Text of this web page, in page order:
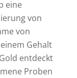
eine
von
von
Gehalt
entdeckt
Proben